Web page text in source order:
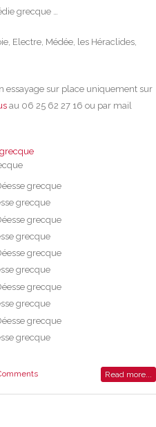
grecque …
Electre, Médée, les Héraclides,
essayage sur place uniquement sur
au 06 25 62 27 16 ou par mail
grecque
grecque
grecque
grecque
grecque
Read more...